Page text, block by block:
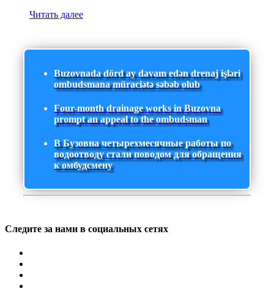
Читать далее
Buzovnada dörd ay davam edən drenaj işləri
ombudsmana müraciətə səbəb olub
Four-month drainage works in Buzovna
prompt an appeal to the ombudsman
В Бузовна четырехмесячные работы по
водоотводу стали поводом для обращения
к омбудсмену
Следите за нами в социальных сетях